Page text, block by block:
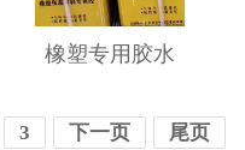
橡塑专用胶水
3 下一页 尾页